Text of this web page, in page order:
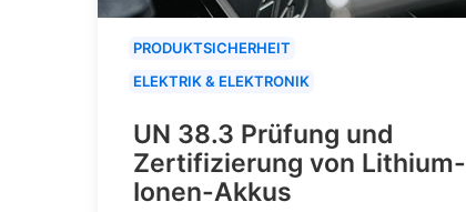
PRODUKTSICHERHEIT
ELEKTRIK & ELEKTRONIK
UN 38.3 Prüfung und
Zertifizierung von Lithium-
Ionen-Akkus